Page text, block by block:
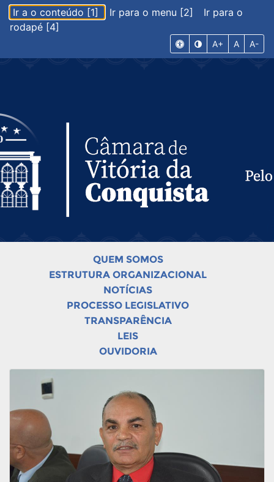
Ir a o conteúdo [1] Ir para o menu [2]
Ir para o
rodapé [4]
A+ A A-
QUEM SOMOS
ESTRUTURA ORGANIZACIONAL
NOTÍCIAS
PROCESSO LEGISLATIVO
TRANSPARÊNCIA
LEIS
OUVIDORIA